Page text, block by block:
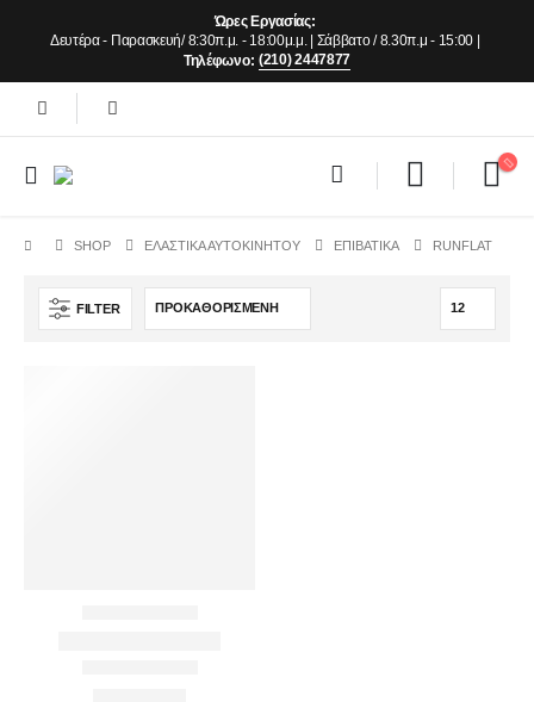
Ώρες Εργασίας:
Δευτέρα - Παρασκευή/ 8:30π.μ. - 18:00μ.μ. | Σάββατο / 8.30π.μ - 15:00 |
Τηλέφωνο: (210) 2447877
SHOP ΕΛΑΣΤΙΚΆ ΑΥΤΟΚΙΝΉΤΟΥ ΕΠΙΒΑΤΙΚΆ RUNFLAT
FILTER